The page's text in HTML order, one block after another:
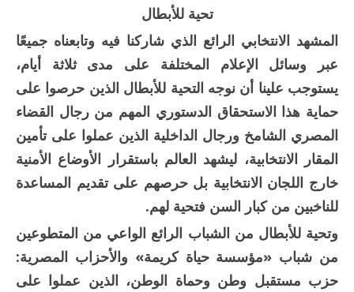
تحية للأبطال
المشهد الانتخابي الرائع الذي شاركنا فيه وتابعناه جميعًا
عبر وسائل الإعلام المختلفة على مدى ثلاثة أيام،
يستوجب علينا أن نوجه التحية للأبطال الذين حرصوا على
حماية هذا الاستحقاق الدستوري المهم من رجال القضاء
المصري الشامخ ورجال الداخلية الذين عملوا على تأمين
المقار الانتخابية، ليشهد العالم باستقرار الأوضاع الأمنية
خارج اللجان الانتخابية بل حرصهم على تقديم المساعدة
للناخبين من كبار السن فتحية لهم.
وتحية للأبطال من الشباب الرائع الواعي من المتطوعين
من شباب «مؤسسة حياة كريمة» والأحزاب المصرية:
حزب مستقبل وطن وحماة الوطن، الذين عملوا على